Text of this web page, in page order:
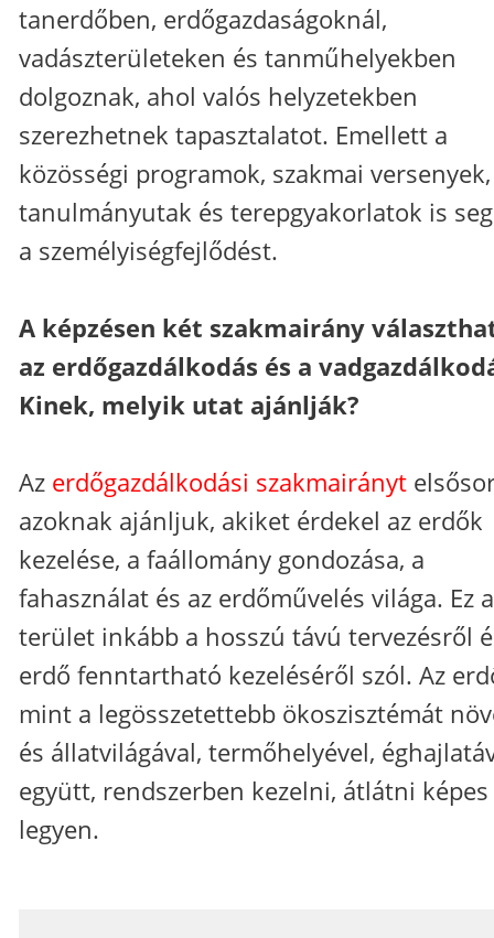
tanerdőben, erdőgazdaságoknál,
vadászterületeken és tanműhelyekben
dolgoznak, ahol valós helyzetekben
szerezhetnek tapasztalatot. Emellett a
közösségi programok, szakmai versenyek,
tanulmányutak és terepgyakorlatok is
a személyiségfejlődést.
A képzésen két szakmairány
az erdőgazdálkodás és a
Kinek, melyik utat ajánlják?
Az erdőgazdálkodási szakmairányt
azoknak ajánljuk, akiket érdekel az erdők
kezelése, a faállomány gondozása, a
fahasználat és az erdőművelés világa. Ez a
terület inkább a hosszú távú tervezésről
erdő fenntartható kezeléséről szól. Az
mint a legösszetettebb ökoszisztémát
és állatvilágával, termőhelyével,
együtt, rendszerben kezelni, átlátni képes
legyen.